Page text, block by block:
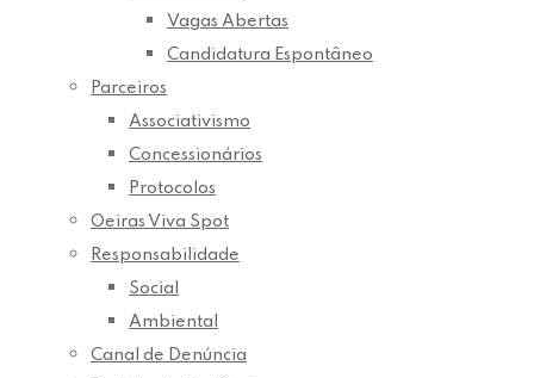
Vagas Abertas
Candidatura Espontâneo
Parceiros
Associativismo
Concessionários
Protocolos
Oeiras Viva Spot
Responsabilidade
Social
Ambiental
Canal de Denúncia